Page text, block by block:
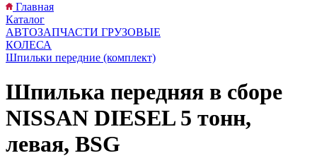
Главная
Каталог
АВТОЗАПЧАСТИ ГРУЗОВЫЕ
КОЛЕСА
Шпильки передние (комплект)
Шпилька передняя в сборе
NISSAN DIESEL 5 тонн,
левая, BSG